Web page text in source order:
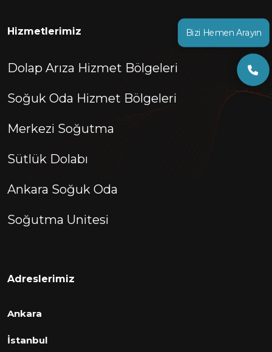
Bizi Hemen Arayın
Hizmetlerimiz
Dolap Arıza Hizmet Bölgeleri
Soğuk Oda Hizmet Bölgeleri
Merkezi Soğutma
Sütlük Dolabı
Ankara Soğuk Oda
Soğutma Unitesi
Adreslerimiz
Ankara
İstanbul